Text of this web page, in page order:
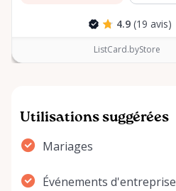
4.9 (19 avis)
ListCard.byStore
Utilisations suggérées
Mariages
Événements d'entreprise